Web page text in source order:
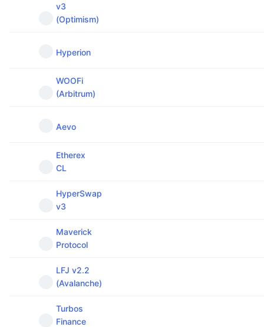
v3
(Optimism)
Hyperion
WOOFi
(Arbitrum)
Aevo
Etherex
CL
HyperSwap
v3
Maverick
Protocol
LFJ v2.2
(Avalanche)
Turbos
Finance